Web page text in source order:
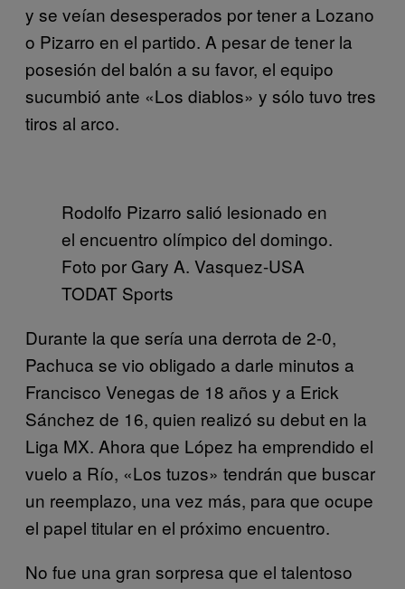
y se veían desesperados por tener a Lozano
o Pizarro en el partido. A pesar de tener la
posesión del balón a su favor, el equipo
sucumbió ante «Los diablos» y sólo tuvo tres
tiros al arco.
Rodolfo Pizarro salió lesionado en
el encuentro olímpico del domingo.
Foto por Gary A. Vasquez-USA
TODAT Sports
Durante la que sería una derrota de 2-0,
Pachuca se vio obligado a darle minutos a
Francisco Venegas de 18 años y a Erick
Sánchez de 16, quien realizó su debut en la
Liga MX. Ahora que López ha emprendido el
vuelo a Río, «Los tuzos» tendrán que buscar
un reemplazo, una vez más, para que ocupe
el papel titular en el próximo encuentro.
No fue una gran sorpresa que el talentoso